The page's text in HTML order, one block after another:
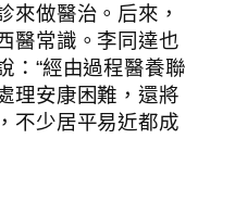
來做醫治。后來，
醫常識。李同達也
：“經由過程醫養聯
理安康困難，還將
不少居平易近都成